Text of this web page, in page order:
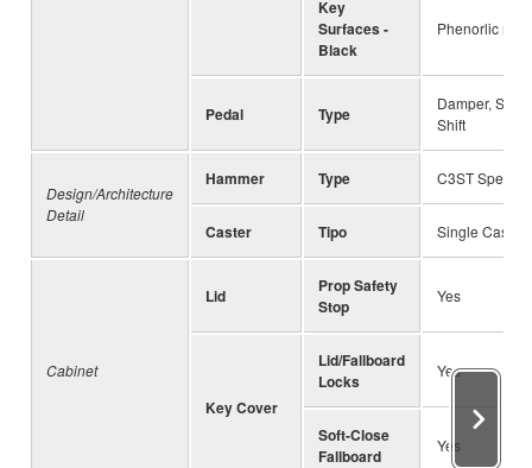
Key
Surfaces -
Black
Phenorlic
Pedal Type
Damper,
Shift
Design/Architecture
Detail
Hammer Type C3ST Special
Caster Tipo Single Caster
Cabinet
Lid
Prop Safety
Stop
Yes
Key Cover
Lid/Fallboard
Locks
Yes
Soft-Close
Fallboard
Yes